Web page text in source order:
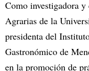
Como investigadora
Agrarias de la
presidenta del
Gastronómico de
en la promoción de